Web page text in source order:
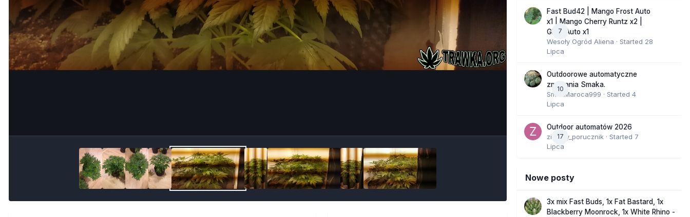
7
Fast Bud42 | Mango Frost Auto
x1 | Mango Cherry Runtz x2 |
GMO Auto x1
Wesoły Ogród Aliena · Started 28
Lipca
10
Outdoorowe automatyczne
zmagania Smaka.
SmakMaroca999 · Started 4
Lipca
17
Outdoor automatów 2026
zielony_porucznik · Started 7
Lipca
Nowe posty
3x mix Fast Buds, 1x Fat Bastard, 1x
Blackberry Moonrock, 1x White Rhino -